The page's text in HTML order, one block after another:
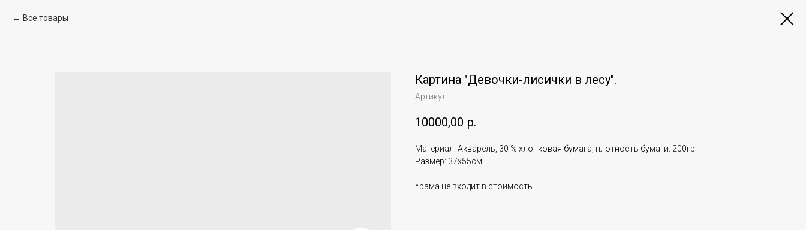
Все товары
Картина "Девочки-лисички в лесу".
Артикул:
10000,00 р.
Материал: Акварель, 30 % хлопковая бумага, плотность бумаги: 200гр
Размер: 37х55см
*рама не входит в стоимость